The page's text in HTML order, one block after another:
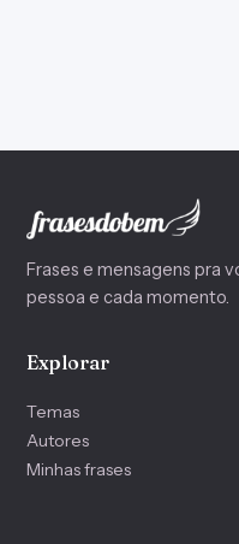
Frases e mensagens pra
pessoa e cada momento.
Explorar
Temas
Autores
Minhas frases